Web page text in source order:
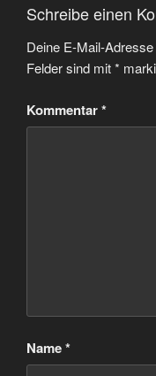
Schreibe einen
Deine E-Mail-
Felder sind mit*
Kommentar*
Name*